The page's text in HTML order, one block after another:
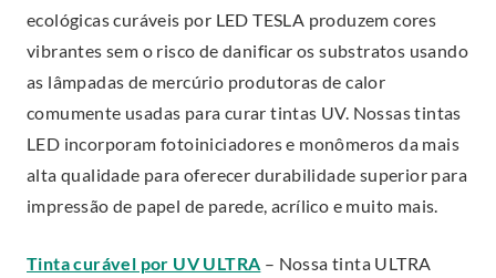
E
x
t
e
r
n
a
L
ecológicas curáveis por LED TESLA produzem cores
vibrantes sem o risco de danificar os substratos usando
as lâmpadas de mercúrio produtoras de calor
comumente usadas para curar tintas UV. Nossas tintas
LED incorporam fotoiniciadores e monômeros da mais
alta qualidade para oferecer durabilidade superior para
impressão de papel de parede, acrílico e muito mais.
Tinta curável por UV ULTRA. – Nossa tinta ULTRA